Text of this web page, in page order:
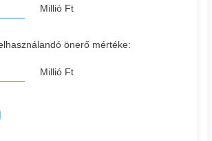
Millió Ft
önerő mértéke:
Millió Ft